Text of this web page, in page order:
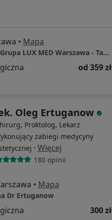
• Mapa
Centrum Medyczne Grupa LUX MED Warszawa - Taśmowa 7
od 359 zł
Oleg Ertuganow
Proktolog, Lekarz
zabiegi medycyny
· Więcej
180 opinii
• Mapa
Dr Ertuganow
300 zł